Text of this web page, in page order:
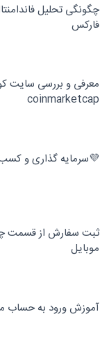
چگونگی تحلیل
فارکس
معرفی و بررسی سایت
coinmarketcap
💜سرمایه گذاری و
ثبت سفارش از قسمت
موبایل
آموزش ورود به حساب